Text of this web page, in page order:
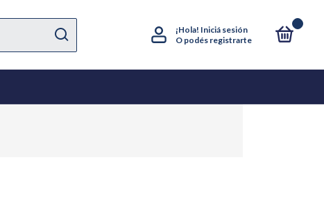
¡Hola! Iniciá sesión
O podés registrarte